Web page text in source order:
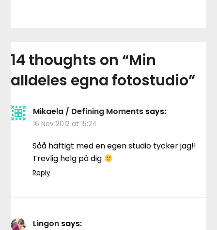
14 thoughts on “Min
alldeles egna fotostudio”
Mikaela / Defining Moments says:
16 Nov 2012 at 15:24
Såå häftigt med en egen studio tycker jag!!
Trevlig helg på dig
Reply
Lingon says: